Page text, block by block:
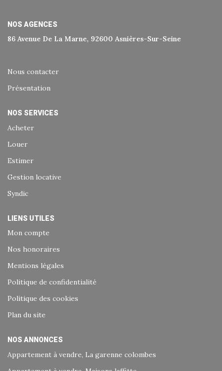
NOS AGENCES
86 Avenue De La Marne, 92600 Asnières-Sur-Seine
Nous contacter
Présentation
NOS SERVICES
Acheter
Louer
Estimer
Gestion locative
Syndic
LIENS UTILES
Mon compte
Nos honoraires
Mentions légales
Politique de confidentialité
Politique des cookies
Plan du site
NOS ANNONCES
Appartement à vendre, La garenne colombes